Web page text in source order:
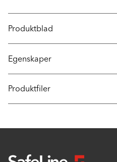
Produktblad
Egenskaper
Produktfiler